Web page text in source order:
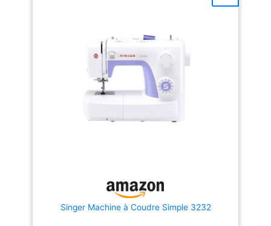
TISSUS EPAIS] Equipée de
double levée du pied de
biche, plaque en métal,
robuste crochet rotatif,
moteur puissant, 6 rangs de
griffes de transport et
caractéristiques importantes
ans. La poignée intégrée dans
coudre permet de la
élastique,...) Bras libre pour
travail par diode LED "lumière
du jour" Longueur & largeur
horizontale, réglage manuelle
de la tension, livrée avec DVD
d'initiation aux manipulations
Singer Machine à Coudre Simple 3232